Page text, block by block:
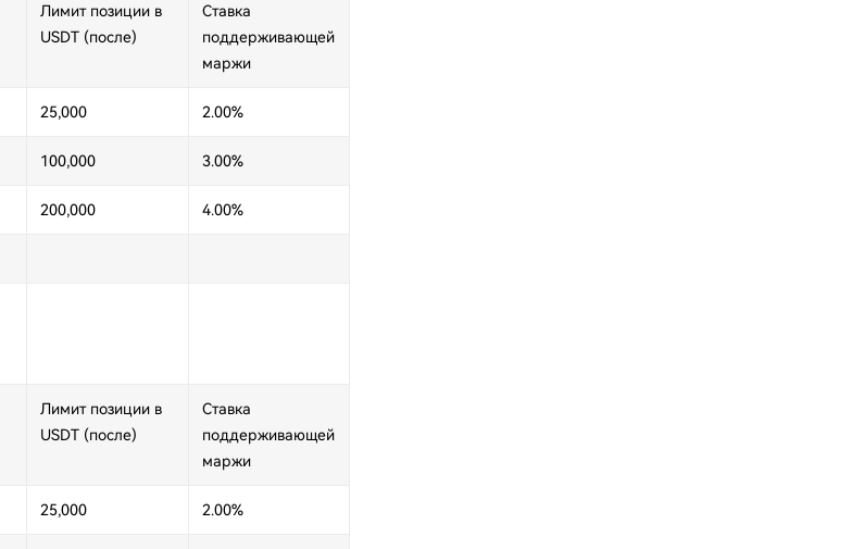
Лимит позиции в
USDT (после)
Ставка
поддерживающей
маржи
25,000 2.00%
100,000 3.00%
200,000 4.00%
Лимит позиции в
USDT (после)
Ставка
поддерживающей
маржи
25,000 2.00%